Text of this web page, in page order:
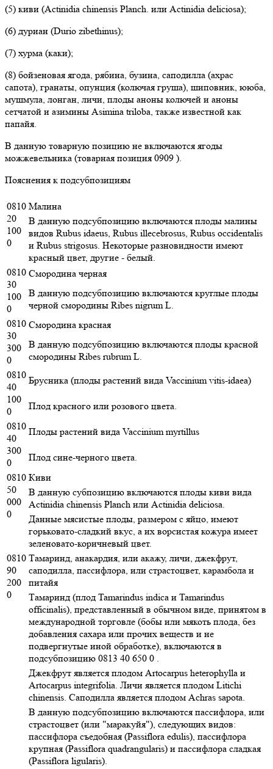
(5) киви (Actinidia chinensis Planch. или Actinidia deliciosa);
(6) дуриан (Durio zibethinus);
(7) хурма (каки);
(8) бойзеновая ягода, рябина, бузина, саподилла (ахрас
сапота), гранаты, опунция (колючая груша), шиповник, ююба,
мушмула, лонган, личи, плоды аноны колючей и аноны
сетчатой и азимины Asimina triloba, также известной как
папайя.
В данную товарную позицию не включаются ягоды
можжевельника (товарная позиция 0909 ).
Пояснения к подсубпозициям
0810
20
100
0
Малина
В данную подсубпозицию включаются плоды малины
видов Rubus idaeus, Rubus illecebrosus, Rubus occidentalis
и Rubus strigosus. Некоторые разновидности имеют
красный цвет, другие - белый.
0810
30
100
0
Смородина черная
В данную подсубпозицию включаются круглые плоды
черной смородины Ribes nigrum L.
0810
30
300
0
Смородина красная
В данную подсубпозицию включаются плоды красной
смородины Ribes rubrum L.
0810
40
100
0
Брусника (плоды растений вида Vaccinium vitis-idaea)
Плод красного или розового цвета.
0810
40
300
0
Плоды растений вида Vaccinium myrtillus
Плод сине-черного цвета.
0810
50
000
0
Киви
В данную субпозицию включаются плоды киви вида
Actinidia chinensis Planch или Actinidia deliciosa.
Данные мясистые плоды, размером с яйцо, имеют
горьковато-сладкий вкус, а их ворсистая кожура имеет
зеленовато-коричневый цвет.
0810
90
200
0
Тамаринд, анакардия, или акажу, личи, джекфрут,
саподилла, пассифлора, или страстоцвет, карамбола и
питайя
Тамаринд (плод Tamarindus indica и Tamarindus
officinalis), представленный в обычном виде, принятом в
международной торговле (бобы или мякоть плода, без
добавления сахара или прочих веществ и не
подвергнутые иной обработке), включаются в
подсубпозицию 0813 40 650 0 .
Джекфрут является плодом Artocarpus heterophylla и
Artocarpus integrifolia. Личи является плодом Litichi
chinensis. Саподилла является плодом Achras sapota.
В данную подсубпозицию включаются пассифлора, или
страстоцвет (или "маракуйя"), следующих видов:
пассифлора съедобная (Passiflora edulis), пассифлора
крупная (Passiflora quadrangularis) и пассифлора сладкая
(Passiflora ligularis).